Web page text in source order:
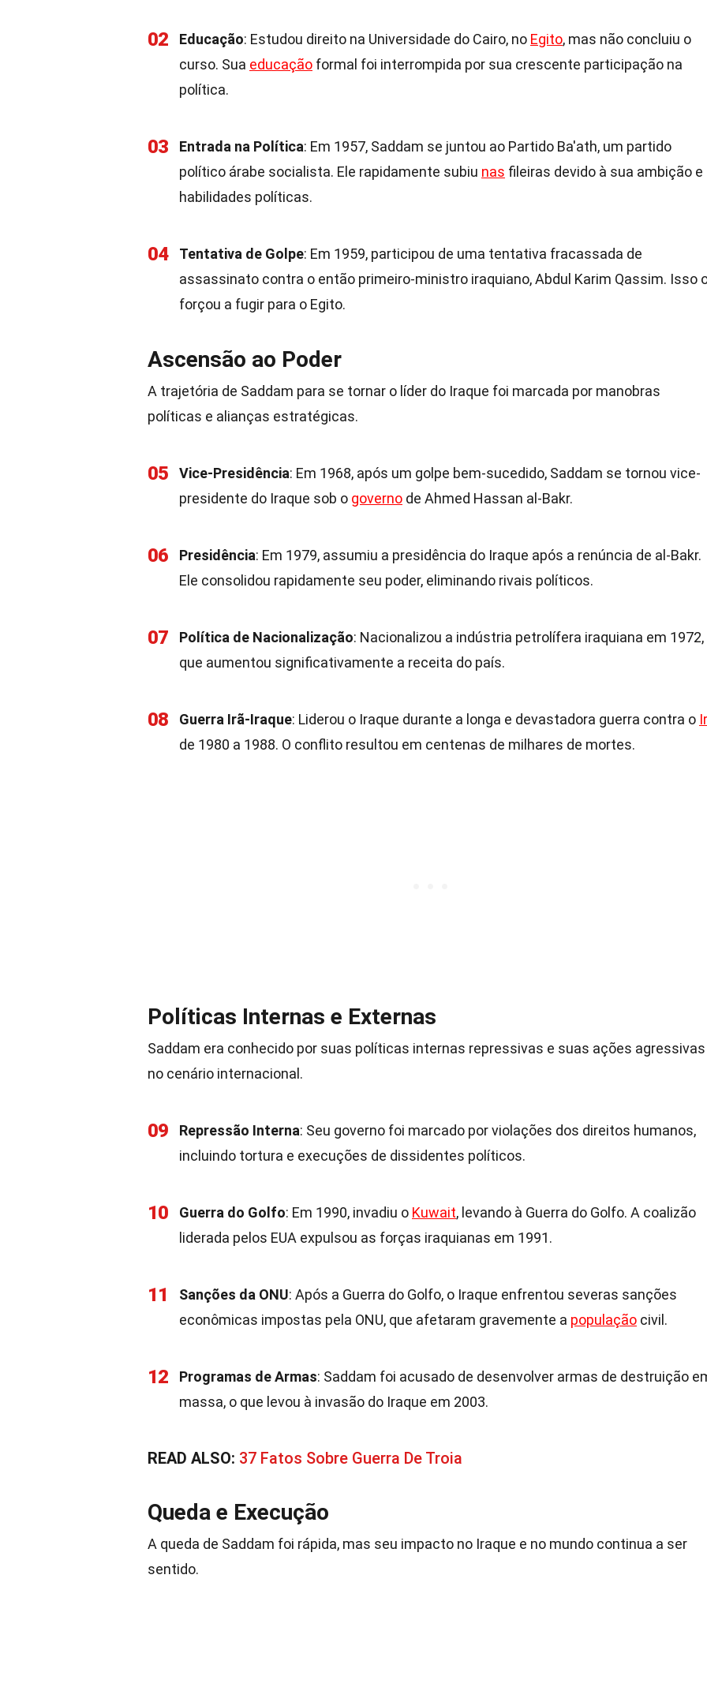
02 Educação: Estudou direito na Universidade do Cairo, no Egito, mas não concluiu o
curso. Sua educação formal foi interrompida por sua crescente participação na
política.
03 Entrada na Política: Em 1957, Saddam se juntou ao Partido Ba'ath, um partido
político árabe socialista. Ele rapidamente subiu nas fileiras devido à sua ambição e
habilidades políticas.
04 Tentativa de Golpe: Em 1959, participou de uma tentativa fracassada de
assassinato contra o então primeiro-ministro iraquiano, Abdul Karim Qassim. Isso
forçou a fugir para o Egito.
Ascensão ao Poder
A trajetória de Saddam para se tornar o líder do Iraque foi marcada por manobras
políticas e alianças estratégicas.
05 Vice-Presidência: Em 1968, após um golpe bem-sucedido, Saddam se tornou vice-
presidente do Iraque sob o governo de Ahmed Hassan al-Bakr.
06 Presidência: Em 1979, assumiu a presidência do Iraque após a renúncia de al-Bakr.
Ele consolidou rapidamente seu poder, eliminando rivais políticos.
07 Política de Nacionalização: Nacionalizou a indústria petrolífera iraquiana em 1972,
que aumentou significativamente a receita do país.
08 Guerra Irã-Iraque: Liderou o Iraque durante a longa e devastadora guerra contra o
de 1980 a 1988. O conflito resultou em centenas de milhares de mortes.
Políticas Internas e Externas
Saddam era conhecido por suas políticas internas repressivas e suas ações agressivas
no cenário internacional.
09 Repressão Interna: Seu governo foi marcado por violações dos direitos humanos,
incluindo tortura e execuções de dissidentes políticos.
10 Guerra do Golfo: Em 1990, invadiu o Kuwait, levando à Guerra do Golfo. A coalizão
liderada pelos EUA expulsou as forças iraquianas em 1991.
11 Sanções da ONU: Após a Guerra do Golfo, o Iraque enfrentou severas sanções
econômicas impostas pela ONU, que afetaram gravemente a população civil.
12 Programas de Armas: Saddam foi acusado de desenvolver armas de destruição
massa, o que levou à invasão do Iraque em 2003.
READ ALSO: 37 Fatos Sobre Guerra De Troia
Queda e Execução
A queda de Saddam foi rápida, mas seu impacto no Iraque e no mundo continua a ser
sentido.